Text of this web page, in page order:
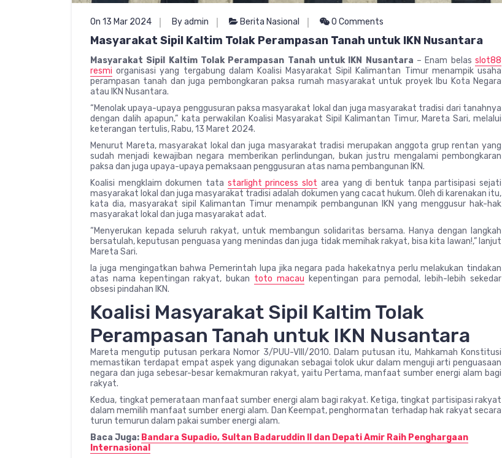
On 13 Mar 2024 By admin Berita Nasional 0 Comments
Masyarakat Sipil Kaltim Tolak Perampasan Tanah untuk IKN Nusantara
Masyarakat Sipil Kaltim Tolak Perampasan Tanah untuk IKN Nusantara – Enam belasslot88
resmi organisasi yang tergabung dalam Koalisi Masyarakat Sipil Kalimantan Timur menampik usaha
perampasan tanah dan juga pembongkaran paksa rumah masyarakat untuk proyek Ibu Kota Negara
atau IKN Nusantara.
“Menolak upaya-upaya penggusuran paksa masyarakat lokal dan juga masyarakat tradisi dari tanahnya
dengan dalih apapun,” kata perwakilan Koalisi Masyarakat Sipil Kalimantan Timur, Mareta Sari, melalui
keterangan tertulis, Rabu, 13 Maret 2024.
Menurut Mareta, masyarakat lokal dan juga masyarakat tradisi merupakan anggota grup rentan yang
sudah menjadi kewajiban negara memberikan perlindungan, bukan justru mengalami pembongkaran
paksa dan juga upaya-upaya pemaksaan penggusuran atas nama pembangunan IKN.
Koalisi mengklaim dokumen tata starlight princess slot area yang di bentuk tanpa partisipasi sejati
masyarakat lokal dan juga masyarakat tradisi adalah dokumen yang cacat hukum. Oleh di karenakan itu,
kata dia, masyarakat sipil Kalimantan Timur menampik pembangunan IKN yang menggusur hak-hak
masyarakat lokal dan juga masyarakat adat.
“Menyerukan kepada seluruh rakyat, untuk membangun solidaritas bersama. Hanya dengan langkah
bersatulah, keputusan penguasa yang menindas dan juga tidak memihak rakyat, bisa kita lawan!,” lanjut
Mareta Sari.
Ia juga mengingatkan bahwa Pemerintah lupa jika negara pada hakekatnya perlu melakukan tindakan
atas nama kepentingan rakyat, bukan toto macau kepentingan para pemodal, lebih-lebih sekedar
obsesi pindahan IKN.
Koalisi Masyarakat Sipil Kaltim Tolak
Perampasan Tanah untuk IKN Nusantara
Mareta mengutip putusan perkara Nomor 3/PUU-VIII/2010. Dalam putusan itu, Mahkamah Konstitusi
memastikan terdapat empat aspek yang digunakan sebagai tolok ukur dalam menguji arti penguasaan
negara dan juga sebesar-besar kemakmuran rakyat, yaitu Pertama, manfaat sumber energi alam bagi
rakyat.
Kedua, tingkat pemerataan manfaat sumber energi alam bagi rakyat. Ketiga, tingkat partisipasi rakyat
dalam memilih manfaat sumber energi alam. Dan Keempat, penghormatan terhadap hak rakyat secara
turun temurun dalam pakai sumber energi alam.
Baca Juga: Bandara Supadio, Sultan Badaruddin II dan Depati Amir Raih Penghargaan
Internasional